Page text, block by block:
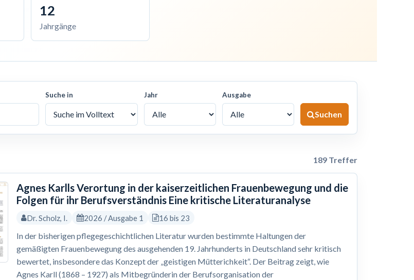
12
Jahrgänge
Suche in Jahr Ausgabe
Suchen
189 Treffer
Agnes Karlls Verortung in der kaiserzeitlichen Frauenbewegung und die
Folgen für ihr Berufsverständnis Eine kritische Literaturanalyse
Dr. Scholz, I. 2026 / Ausgabe 1 16 bis 23
In der bisherigen pflegegeschichtlichen Literatur wurden bestimmte Haltungen der
gemäßigten Frauenbewegung des ausgehenden 19. Jahrhunderts in Deutschland sehr kritisch
bewertet, insbesondere das Konzept der „geistigen Mütterichkeit“. Der Beitrag zeigt, wie
Agnes Karll (1868 – 1927) als Mitbegründerin der Berufsorganisation der